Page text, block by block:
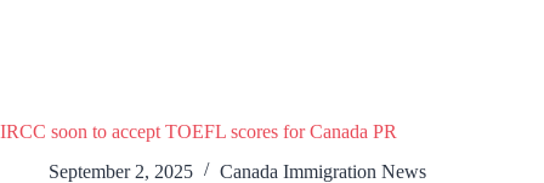
IRCC soon to accept TOEFL scores for Canada PR
September 2, 2025
Canada Immigration News